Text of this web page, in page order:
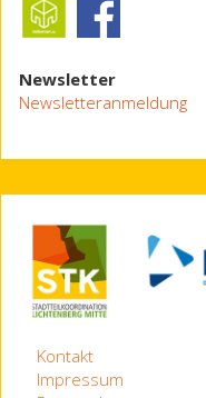
Newsletter
Newsletteranmeldung
Kontakt
Impressum